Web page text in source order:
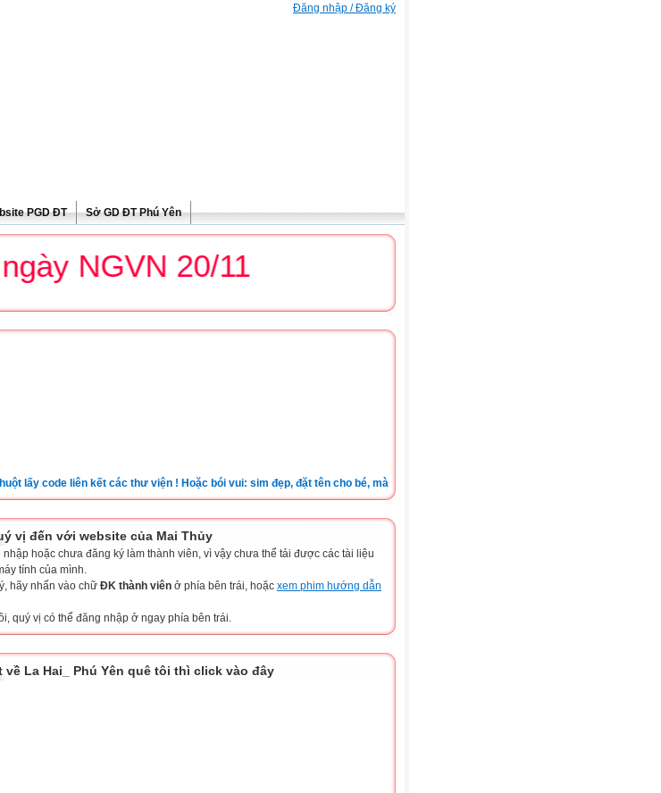
Đăng nhập / Đăng ký
PGD ĐT Sở GD ĐT Phú Yên
NGVN 20/11
code liên kết các thư viện ! Hoặc bói vui: sim đẹp, đặt tên cho bé, màu sắc xe, nốt ruồi, xem tuổi.v.v.v )
vị đến với website của Mai Thủy
hoặc chưa đăng ký làm thành viên, vì vậy chưa thể tải được các tài liệu
tính của mình.
hãy nhấn vào chữ ĐK thành viên ở phía bên trái, hoặc xem phim hướng dẫn
quý vị có thể đăng nhập ở ngay phía bên trái.
về La Hai_ Phú Yên quê tôi thì click vào đây